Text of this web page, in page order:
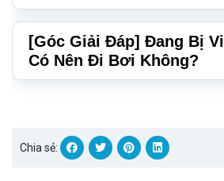
[Góc Giải Đáp] Đang Bị
Có Nên Đi Bơi Không?
Chia sẻ: